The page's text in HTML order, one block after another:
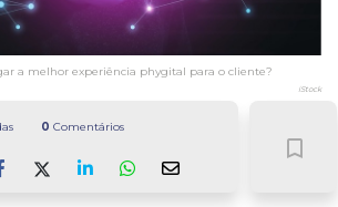
a melhor experiência phygital para o cliente?
iStock
0 Comentários
bookmark_border